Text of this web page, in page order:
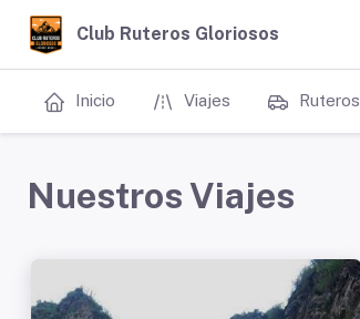
Club Ruteros Gloriosos
Inicio Viajes Ruteros
Nuestros Viajes